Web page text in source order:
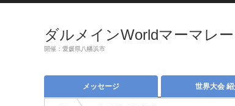
ダルメインWorldマーマレ
開催：愛媛県八幡浜市
メッセージ 世界大会 紹